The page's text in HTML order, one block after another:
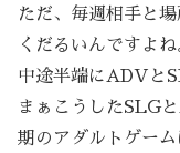
ただ、毎週相手と
くだるいんですよね
中途半端にADVと
まぁこうしたSLG
期のアダルトゲー